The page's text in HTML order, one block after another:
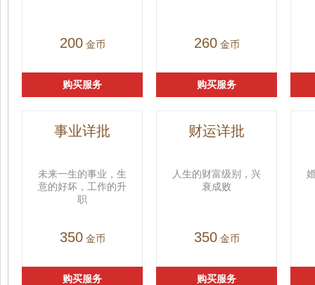
200金币
购买服务
260金币
购买服务
事业详批
未来一生的事业，生
意的好坏，工作的升
职
350金币
购买服务
财运详批
人生的财富级别，兴
衰成败
350金币
购买服务